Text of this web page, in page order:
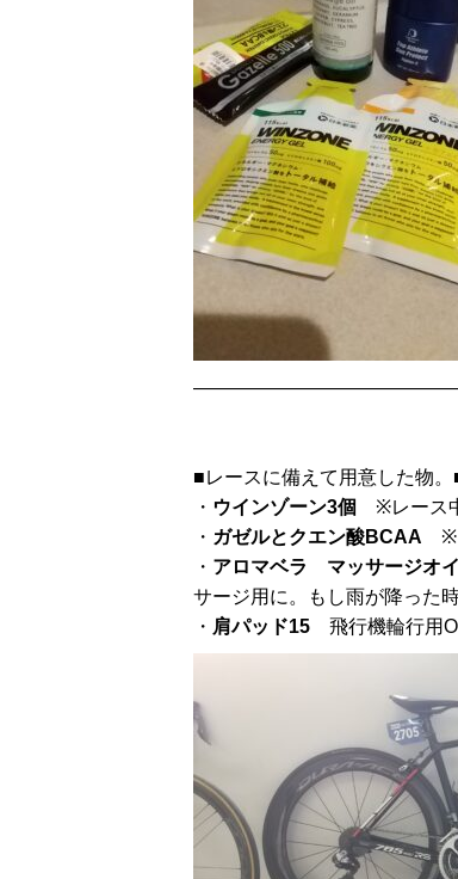
■レースに備えて用意した物。
・ ウインゾーン3個
※レース
・ ガゼルとクエン酸BCAA ※
・ アロマベラ マッサージオ
サージ用に。もし雨が降った
・ 肩パッド15 飛行機輪行用